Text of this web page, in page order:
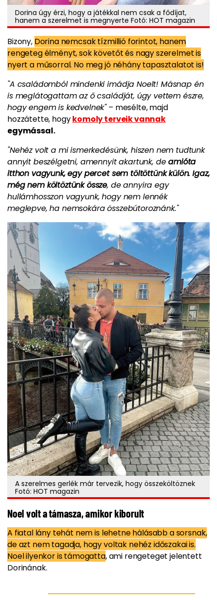
Dorina úgy érzi, hogy a játékkal nem csak a fődíjat,
hanem a szerelmet is megnyerte Fotó: HOT magazin
Bizony, Dorina nemcsak tízmillió forintot, hanem
rengeteg élményt, sok követőt és nagy szerelmet is
nyert a műsorral. No meg jó néhány tapasztalatot is!
"A családomból mindenki imádja Noelt! Másnap én
is meglátogattam az ő családját, úgy vettem észre,
hogy engem is kedvelnek"– mesélte, majd
hozzátette, hogykomoly terveik vannak
egymással.
"Nehéz volt a mi ismerkedésünk, hiszen nem tudtunk
annyit beszélgetni, amennyit akartunk, deamióta
itthon vagyunk, egy percet sem töltöttünk külön. Igaz,
még nem költöztünk össze, de annyira egy
hullámhosszon vagyunk, hogy nem lennék
meglepve, ha nemsokára összebútoroznánk."
A szerelmes gerlék már tervezik, hogy összeköltöznek
Fotó: HOT magazin
Noel volt a támasza, amikor kiborult
A fiatal lány tehát nem is lehetne hálásabb a sorsnak,
de azt nem tagadja, hogy voltak nehéz időszakai is.
Noel ilyenkor is támogatta, ami rengeteget jelentett
Dorinának.